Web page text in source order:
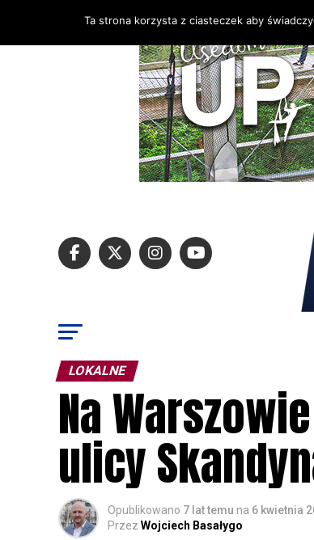
LOKALNE
Na
ulicy
Opublikowano 7 lat temu na 6 kwietnia
Przez Wojciech Basałygo
Ta strona korzysta z ciasteczek aby